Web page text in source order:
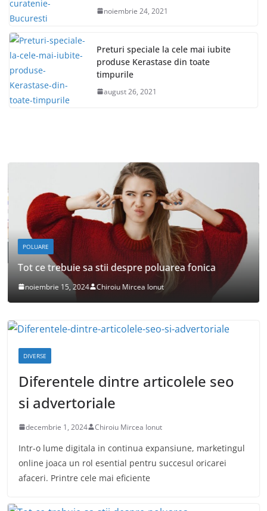
noiembrie 24, 2021
Preturi speciale la cele mai iubite
produse Kerastase din toate
timpurile
august 26, 2021
POLUARE
Tot ce trebuie sa stii despre poluarea fonica
noiembrie 15, 2024 Chiroiu Mircea Ionut
DIVERSE
Diferentele dintre articolele seo
si advertoriale
decembrie 1, 2024 Chiroiu Mircea Ionut
Intr-o lume digitala in continua expansiune, marketingul
online joaca un rol esential pentru succesul oricarei
afaceri. Printre cele mai eficiente